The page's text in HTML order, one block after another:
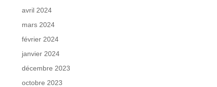
avril 2024
mars 2024
février 2024
janvier 2024
décembre 2023
octobre 2023